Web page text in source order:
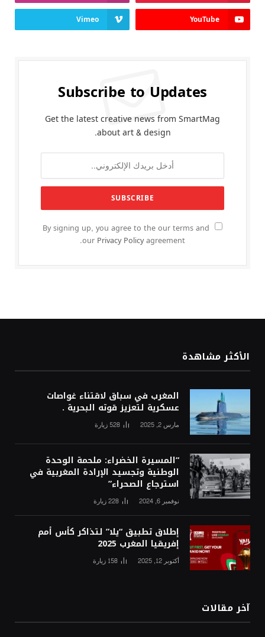
YouTube
Vimeo
Subscribe to Updates
Get the latest creative news from SmartMag
about art & design.
By signing up, you agree to the our terms and
our Privacy Policyagreement.
الأكثر مشاهدة
المغرب في سباق لاقتناء غواصات
عسكرية لتعزيز قوته البحرية .
مارس 2, 2025 528 زيارة
“المسيرة الخضراء: ملحمة الوحدة
الوطنية وتجسيد الإرادة المغربية في
استرجاع الصحراء”
نوفمبر 6, 2024 228زيارة
إطلاق تطبيق “يلا” لتذاكر كأس أمم
إفريقيا المغرب 2025
أكتوبر 12, 2025 158 زيارة
آخر مقالات